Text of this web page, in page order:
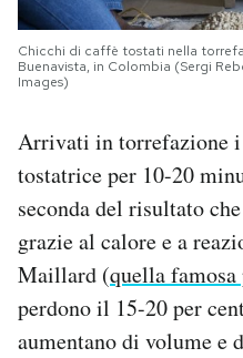
Chicchi di caffè tostati nella
Buenavista, in Colombia (Sergi
Images)
Arrivati in torrefazione
tostatrice per 10-20
seconda del risultato
grazie al calore e a
Maillard (quella famosa
perdono il 15-20 per
aumentano di volume e